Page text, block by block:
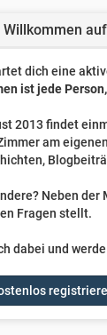
Willkommen
dich eine
ist jede
2013 findet
am
Neben
Fragen stellt.
dabei und